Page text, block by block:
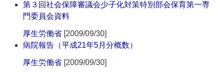
第３回社会保障審議会少子化対策特別部会保育第一専
門委員会資料
厚生労働省 [2009/09/30]
病院報告（平成21年5月分概数）
厚生労働省 [2009/09/30]